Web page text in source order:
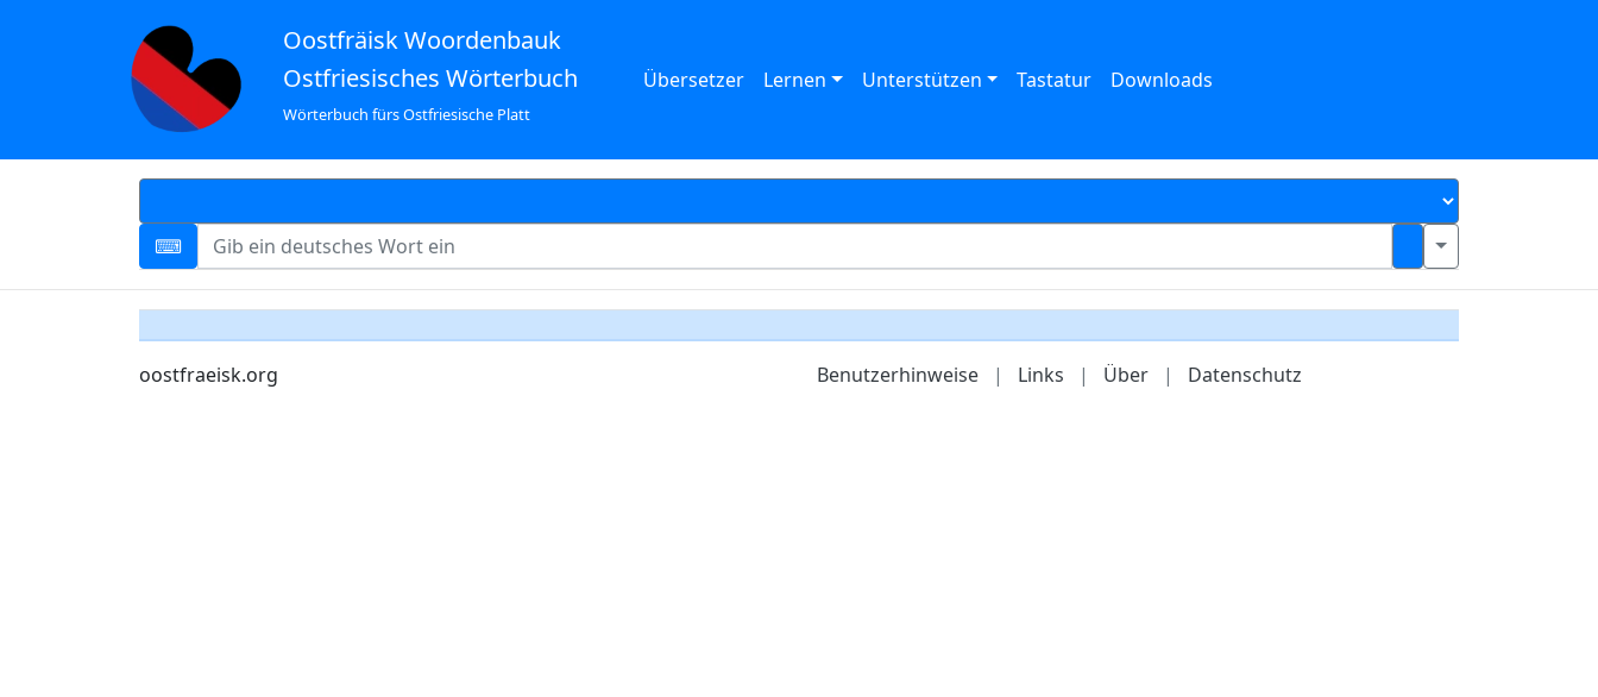
Oostfräisk Woordenbauk
Ostfriesisches Wörterbuch
Wörterbuch fürs Ostfriesische Platt
Übersetzer Lernen Unterstützen Tastatur Downloads
oostfraeisk.org Benutzerhinweise | Links | Über | Datenschutz